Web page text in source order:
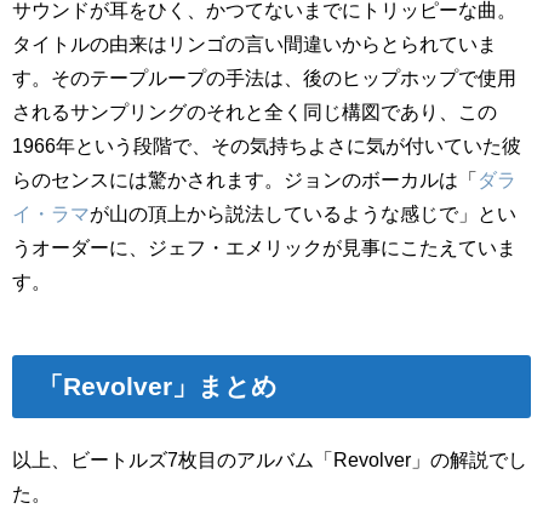
サウンドが耳をひく、かつてないまでにトリッピーな曲。
タイトルの由来はリンゴの言い間違いからとられていま
す。そのテープループの手法は、後のヒップホップで使用
されるサンプリングのそれと全く同じ構図であり、この
1966年という段階で、その気持ちよさに気が付いていた彼
らのセンスには驚かされます。ジョンのボーカルは「ダラ
イ・ラマが山の頂上から説法しているような感じで」とい
うオーダーに、ジェフ・エメリックが見事にこたえていま
す。
「Revolver」まとめ
以上、ビートルズ7枚目のアルバム「Revolver」の解説でし
た。